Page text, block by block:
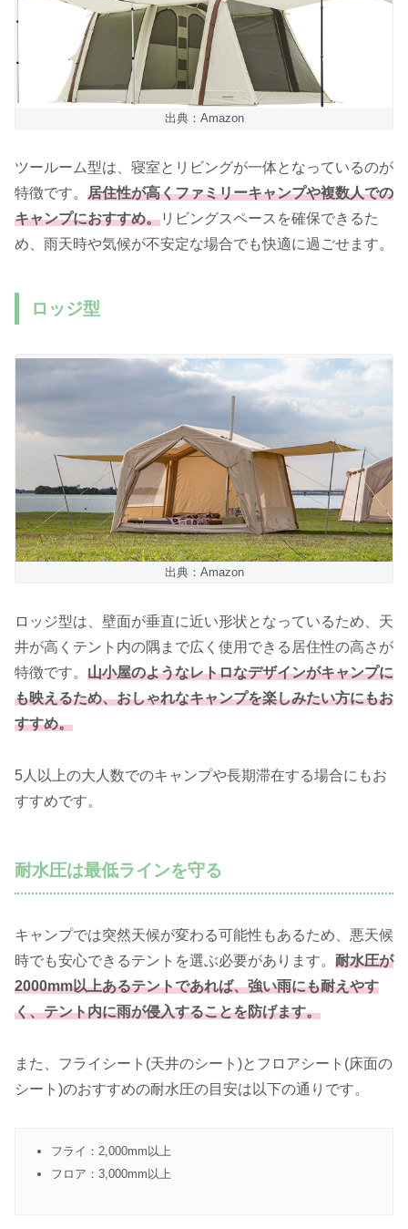
出典：Amazon
ツールーム型は、寝室とリビングが一体となっているのが
特徴です。 居住性が高くファミリーキャンプや複数人での
キャンプにおすすめ。リビングスペースを確保できるた
め、雨天時や気候が不安定な場合でも快適に過ごせます。
ロッジ型
出典：Amazon
ロッジ型は、壁面が垂直に近い形状となっているため、天
井が高くテント内の隅まで広く使用できる居住性の高さが
特徴です。 山小屋のようなレトロなデザインがキャンプに
も映えるため、おしゃれなキャンプを楽しみたい方にもお
すすめ。
5人以上の大人数でのキャンプや長期滞在する場合にもお
すすめです。
耐水圧は最低ラインを守る
キャンプでは突然天候が変わる可能性もあるため、悪天候
時でも安心できるテントを選ぶ必要があります。 耐水圧が
2000mm以上あるテントであれば、強い雨にも耐えやす
く、テント内に雨が侵入することを防げます。
また、フライシート(天井のシート)とフロアシート(床面の
シート)のおすすめの耐水圧の目安は以下の通りです。
フライ：2,000mm以上
フロア：3,000mm以上